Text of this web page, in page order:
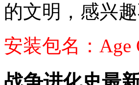
的文明，感兴
安装包名：Age